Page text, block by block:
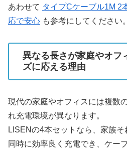
あわせて タイプCケーブル1M 2
応で安心 も参考にしてください。
異なる長さが家庭やオフ
ズに応える理由
現代の家庭やオフィスには複数
れ充電環境が異なります。
LISENの4本セットなら、家族
同時に効率良く充電でき、ケー